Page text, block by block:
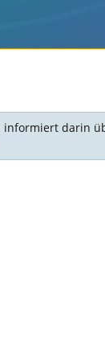
darin